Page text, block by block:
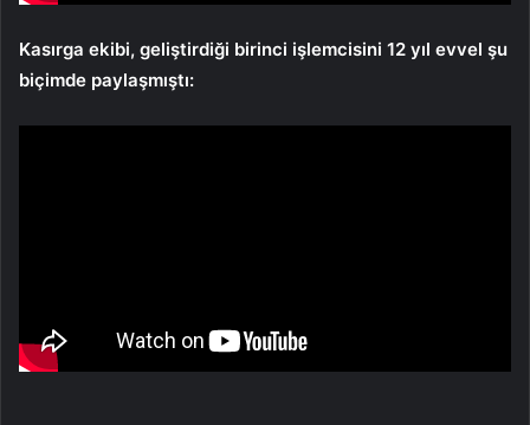
Kasırga ekibi, geliştirdiği birinci işlemcisini 12 yıl evvel şu
biçimde paylaşmıştı: